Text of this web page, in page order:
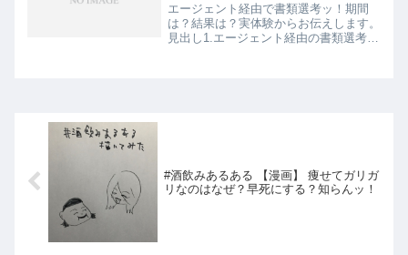
エージェント経由で書類選考ッ！期間
は？結果は？実体験からお伝えします。
見出し1.エージェント経由の書類選考！
#酒飲みあるある 【漫画】 痩せてガリガ
リなのはなぜ？早死にする？知らんッ！